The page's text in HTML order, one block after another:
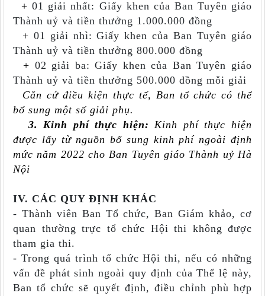
+01 giải nhất: Giấy khen của Ban Tuyên giáo
Thành uỷ và tiền thưởng 1.000.000 đồng
+ 01 giải nhì: Giấy khen của Ban Tuyên giáo
Thành uỷ và tiền thưởng 800.000 đồng
+ 02 giải ba: Giấy khen của Ban Tuyên giáo
Thành uỷ và tiền thưởng 500.000 đồng mỗi giải
Căn cứ điều kiện thực tế, Ban tổ chức có thể
bổ sung một số giải phụ.
3. Kinh phí thực hiện:Kinh phí thực hiện
được lấy từ nguồn bổ sung kinh phí ngoài định
mức năm 2022 cho Ban Tuyên giáo Thành uỷ Hà
Nội
IV. CÁC QUY ĐỊNH KHÁC
- Thành viên Ban Tổ chức, Ban Giám khảo, cơ
quan thường trực tổ chức Hội thi không được
tham gia thi.
- Trong quá trình tổ chức Hội thi, nếu có những
vấn đề phát sinh ngoài quy định của Thể lệ này,
Ban tổ chức sẽ quyết định, điều chỉnh phù hợp